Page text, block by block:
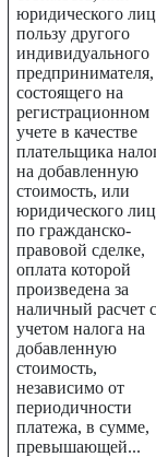
юридического
пользу другого
индивидуального
предпринимателя,
состоящего на
регистрационном
учете в качестве
плательщика
на добавленную
стоимость, или
юридического
по гражданско-
правовой сделке,
оплата которой
произведена за
наличный расчет с
учетом налога на
добавленную
стоимость,
независимо от
периодичности
платежа, в сумме,
превышающей...